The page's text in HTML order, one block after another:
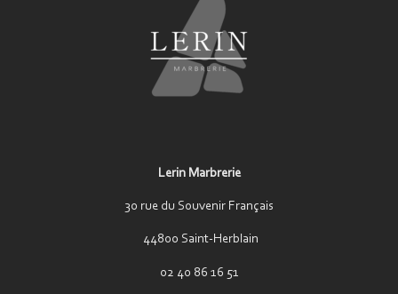
Lerin Marbrerie
30 rue du Souvenir Français
44800 Saint-Herblain
02 40 86 16 51